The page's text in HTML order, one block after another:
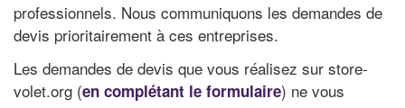
professionnels. Nous communiquons les demandes de
devis prioritairement à ces entreprises.
Les demandes de devis que vous réalisez sur store-
volet.org (en complétant le formulaire) ne vous